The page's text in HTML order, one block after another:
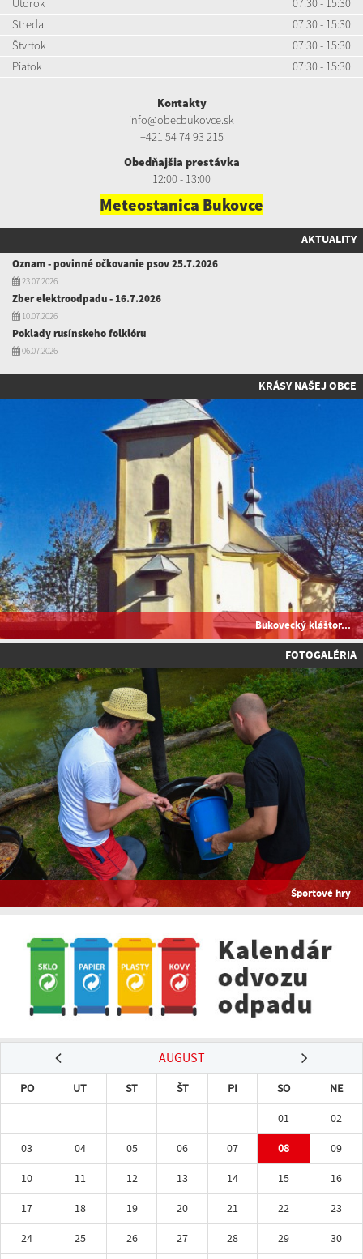
Utorok
07:30 - 15:30
Streda
07:30 - 15:30
Štvrtok
07:30 - 15:30
Piatok
07:30 - 15:30
Kontakty
info@obecbukovce.sk
+421 54 74 93 215
Obedňajšia prestávka
12:00 - 13:00
Meteostanica Bukovce
AKTUALITY
Oznam - povinné očkovanie psov 25.7.2026
23.07.2026
Zber elektroodpadu - 16.7.2026
10.07.2026
Poklady rusínskeho folklóru
06.07.2026
KRÁSY NAŠEJ OBCE
Bukovecký kláštor...
FOTOGALÉRIA
Športové hry
AUGUST
PO UT ST ŠT PI SO
NE
01
02
03
04 05 06 07 08
09
10
11 12 13 14 15
16
17
18 19 20 21 22
23
24
25 26 27 28 29
30